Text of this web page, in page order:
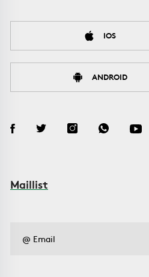
IOS
ANDROID
Maillist